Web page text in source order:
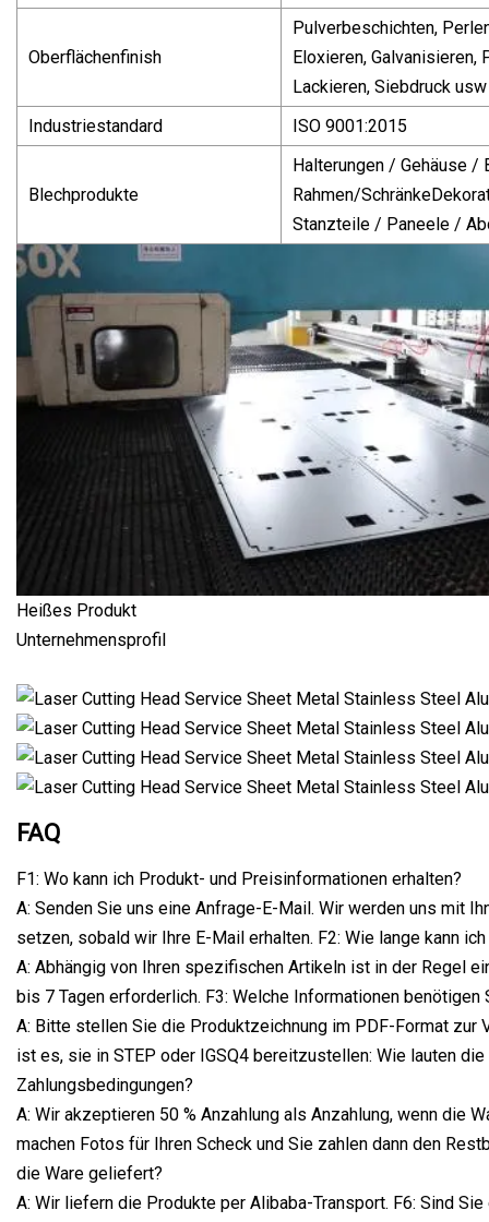
Oberflächenfinish
Pulverbeschichten,
Eloxieren, Galvanisieren,
Lackieren, Siebdruck usw
Industriestandard
ISO 9001:2015
Blechprodukte
Halterungen / Gehäuse /
Rahmen/
Stanzteile / Paneele /
Heißes Produkt
Unternehmensprofil
FAQ
F1: Wo kann ich Produkt- und Preisinformationen erhalten?
A: Senden Sie uns eine Anfrage-E-Mail. Wir werden uns mit
setzen, sobald wir Ihre E-Mail erhalten. F2: Wie lange kann
A: Abhängig von Ihren spezifischen Artikeln ist in der Regel
bis 7 Tagen erforderlich. F3: Welche Informationen benötigen
A: Bitte stellen Sie die Produktzeichnung im PDF-Format zur
ist es, sie in STEP oder IGSQ4 bereitzustellen: Wie lauten die
Zahlungsbedingungen?
A: Wir akzeptieren 50 % Anzahlung als Anzahlung, wenn die
machen Fotos für Ihren Scheck und Sie zahlen dann den
die Ware geliefert?
A: Wir liefern die Produkte per Alibaba-Transport. F6: Sind Sie